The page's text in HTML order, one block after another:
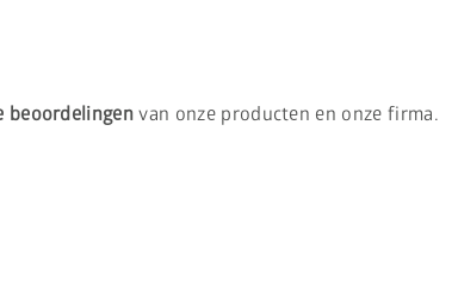
beoordelingenvan onze producten en onze firma.